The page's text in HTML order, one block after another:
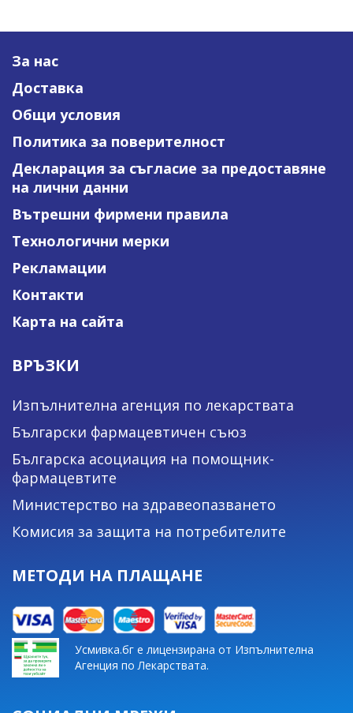
За нас
Доставка
Общи условия
Политика за поверителност
Декларация за съгласие за предоставяне
на лични данни
Вътрешни фирмени правила
Технологични мерки
Рекламации
Контакти
Карта на сайта
ВРЪЗКИ
Изпълнителна агенция по лекарствата
Български фармацевтичен съюз
Българска асоциация на помощник-
фармацевтите
Министерство на здравеопазването
Комисия за защита на потребителите
МЕТОДИ НА ПЛАЩАНЕ
Усмивка.бг е лицензирана от Изпълнителна
Агенция по Лекарствата.